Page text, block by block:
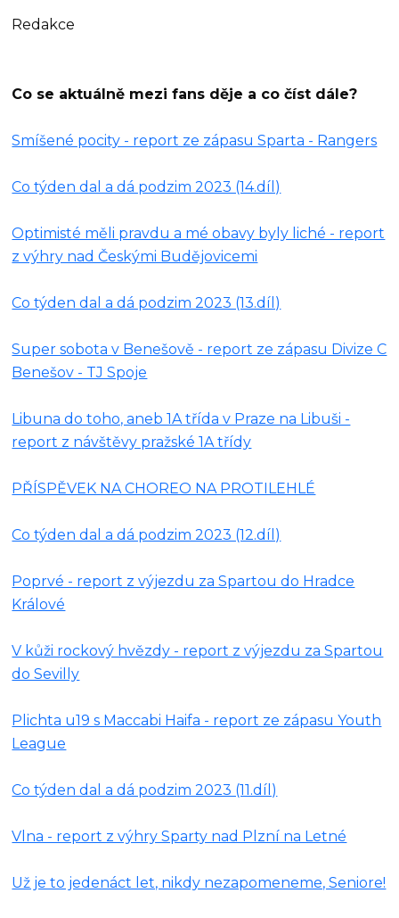
Redakce
Co se aktuálně mezi fans děje a co číst dále?
Smíšené pocity - report ze zápasu Sparta - Rangers
Co týden dal a dá podzim 2023 (14.díl)
Optimisté měli pravdu a mé obavy byly liché - report
z výhry nad Českými Budějovicemi
Co týden dal a dá podzim 2023 (13.díl)
Super sobota v Benešově - report ze zápasu Divize C
Benešov - TJ Spoje
Libuna do toho, aneb 1A třída v Praze na Libuši -
report z návštěvy pražské 1A třídy
PŘÍSPĚVEK NA CHOREO NA PROTILEHLÉ
Co týden dal a dá podzim 2023 (12.díl)
Poprvé - report z výjezdu za Spartou do Hradce
Králové
V kůži rockový hvězdy - report z výjezdu za Spartou
do Sevilly
Plichta u19 s Maccabi Haifa - report ze zápasu Youth
League
Co týden dal a dá podzim 2023 (11.díl)
Vlna - report z výhry Sparty nad Plzní na Letné
Už je to jedenáct let, nikdy nezapomeneme, Seniore!